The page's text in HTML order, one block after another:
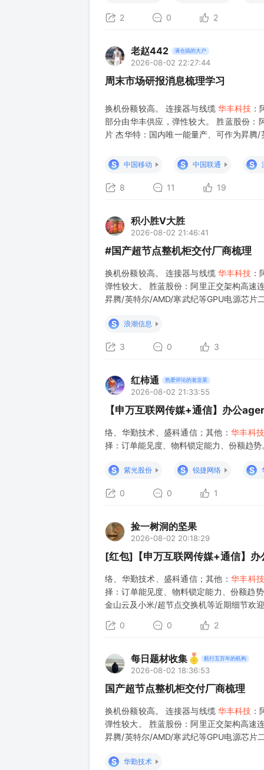
2 0 2
老赵442 满仓搞的大户
2026-08-02 22:27:44
周末市场研报消息梳理学习
换机份额较高。 连接器与线缆 华丰科技
部分由华丰供应，弹性较大。 胜蓝股份：
片 杰华特：国内唯一能量产、可作为昇腾
PCIe信
S 中国移动 S 中国联通 S
8 11 19
积小胜V大胜
2026-08-02 21:46:41
#国产超节点整机柜交付厂商梳理
换机份额较高。 连接器与线缆 华丰科技
弹性较大。 胜蓝股份：阿里正交架构高速
昇腾/英特尔/AMD/寒武纪等GPU电源芯片
S
浪潮信息
3 0 3
红柿通 热爱评论的老韭菜
2026-08-02 21:33:55
【申万互联网传媒+通信】办公
络、华勤技术、盛科通信；其他： 华丰科技
择：订单能见度、物料锁定能力、份额趋
S 紫光股份 S 锐捷网络 S
0 0 1
捡一树洞的坚果
2026-08-02 20:18:29
[红包]【申万互联网传媒+通信】
络、华勤技术、盛科通信；其他： 华丰科技
择：订单能见度、物料锁定能力、份额趋
金山云及小米/超节点交换机等近期细节欢
0 0 2
每日题材收集 航行五百年的机构
2026-08-02 18:36:53
国产超节点整机柜交付厂商梳理
换机份额较高。 连接器与线缆 华丰科技
弹性较大。 胜蓝股份：阿里正交架构高速
昇腾/英特尔/AMD/寒武纪等GPU电源芯片
S
华勤技术